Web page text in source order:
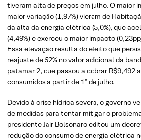
tiveram alta de preços em julho. O maior
maior variação (1,97%) vieram de
da alta da energia elétrica (5,0%), que
(4,49%) e exerceu o maior impacto
Essa elevação resulta do efeito que
reajuste de 52% no valor adicional da
patamar 2, que passou a cobrar R$9,492
consumidos a partir de 1º de julho.
Devido à crise hídrica severa, o governo
de medidas para tentar mitigar o
presidente Jair Bolsonaro editou um
redução do consumo de energia elétrica